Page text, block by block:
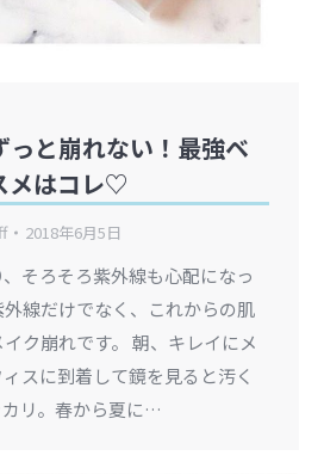
っと崩れない！最強ベ
メはコレ♡
2018年6月5日
そろそろ紫外線も心配になっ
線だけでなく、これからの肌
ク崩れです。 朝、キレイにメ
スに到着して鏡を見ると汚く
リ。春から夏に…